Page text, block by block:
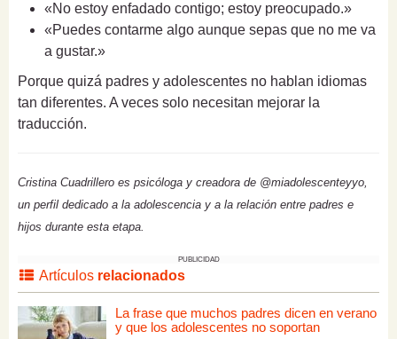
«No estoy enfadado contigo; estoy preocupado.»
«Puedes contarme algo aunque sepas que no me va
a gustar.»
Porque quizá padres y adolescentes no hablan idiomas
tan diferentes. A veces solo necesitan mejorar la
traducción.
Cristina Cuadrillero es psicóloga y creadora de @miadolescenteyyo,
un perfil dedicado a la adolescencia y a la relación entre padres e
hijos durante esta etapa.
PUBLICIDAD
Artículos relacionados
La frase que muchos padres dicen en verano
y que los adolescentes no soportan